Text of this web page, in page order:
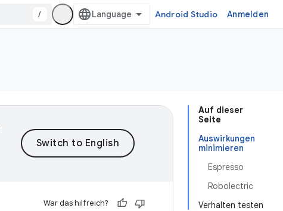
/ Android Studio Anmelden
Auf dieser
Seite
Auswirkungen
minimieren
Espresso
Robolectric
Verhalten testen
War das hilfreich?